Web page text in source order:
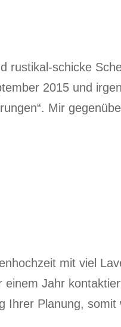
rustikal-schicke
2015 und
Mir
mit viel
Jahr
Ihrer Planung,